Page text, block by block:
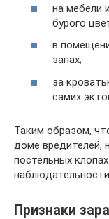
на мебели
бурого
в
запах;
за
самих
Таким образом,
доме вредителей,
постельных
Признаки